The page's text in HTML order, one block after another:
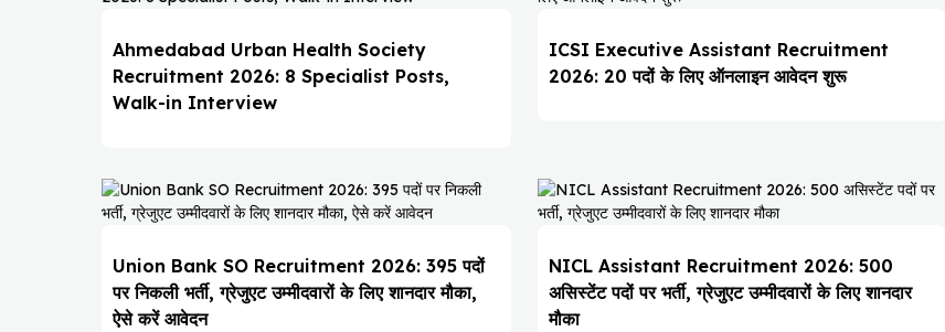
Ahmedabad Urban Health Society
Recruitment 2026: 8 Specialist Posts,
Walk-in Interview
ICSI Executive Assistant Recruitment
2026: 20 पदों के लिए ऑनलाइन आवेदन शुरू
Union Bank SO Recruitment 2026: 395 पदों
पर निकली भर्ती, ग्रेजुएट उम्मीदवारों के लिए शानदार मौका,
ऐसे करें आवेदन
NICL Assistant Recruitment 2026: 500
असिस्टेंट पदों पर भर्ती, ग्रेजुएट उम्मीदवारों के लिए शानदार
मौका